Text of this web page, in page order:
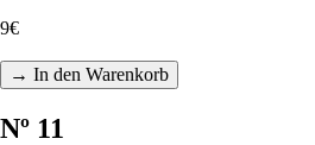
9€
→ In den Warenkorb
Nº 11